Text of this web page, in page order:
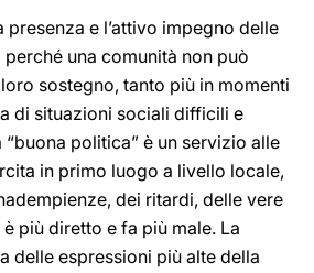
presenza e l’attivo impegno delle
perché una comunità non può
sostegno, tanto più in momenti
di situazioni sociali difficili e
politica” è un servizio alle
in primo luogo a livello locale,
dei ritardi, delle vere
più diretto e fa più male. La
delle espressioni più alte della